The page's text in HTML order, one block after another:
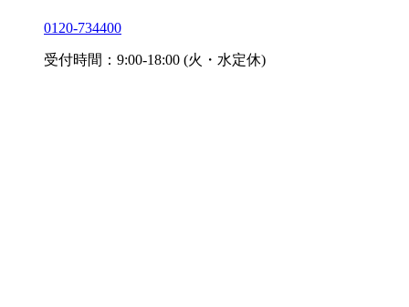
0120-734400
受付時間：9:00-18:00 (火・水定休)